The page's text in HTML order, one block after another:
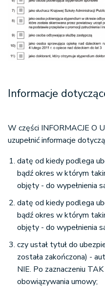
Informacje
W części INFORMACJE O
uzupełnić informacje
datę od kiedy podlega
bądź okres w którym
objęty - do wypełnienia
datę od kiedy podlega
bądź okres w którym
objęty - do wypełnienia
czy ustał tytuł do
została zakończona) -
NIE. Po zaznaczeniu
obowiązywania umowy;